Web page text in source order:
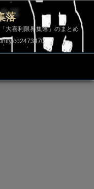
落
大喜利限界集落」のまとめ
co2473470